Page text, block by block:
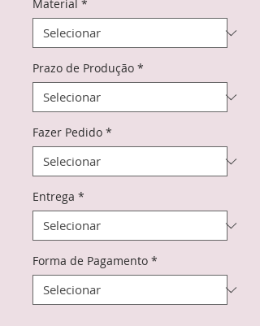
Material *
Prazo de Produção *
Fazer Pedido *
Entrega *
Forma de Pagamento *